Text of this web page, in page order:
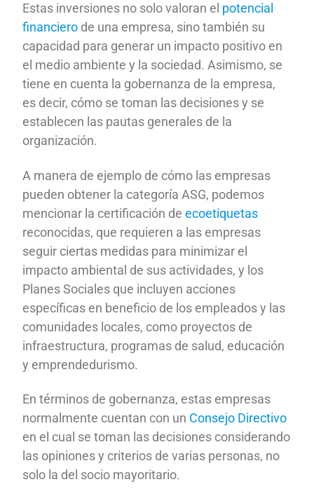
Estas inversiones no solo valoran el potencial
financiero de una empresa, sino también su
capacidad para generar un impacto positivo en
el medio ambiente y la sociedad. Asimismo, se
tiene en cuenta la gobernanza de la empresa,
es decir, cómo se toman las decisiones y se
establecen las pautas generales de la
organización.
A manera de ejemplo de cómo las empresas
pueden obtener la categoría ASG, podemos
mencionar la certificación deecoetiquetas
reconocidas, que requieren a las empresas
seguir ciertas medidas para minimizar el
impacto ambiental de sus actividades, y los
Planes Sociales que incluyen acciones
específicas en beneficio de los empleados y las
comunidades locales, como proyectos de
infraestructura, programas de salud, educación
y emprendedurismo.
En términos de gobernanza, estas empresas
normalmente cuentan con un Consejo Directivo
en el cual se toman las decisiones considerando
las opiniones y criterios de varias personas, no
solo la del socio mayoritario.